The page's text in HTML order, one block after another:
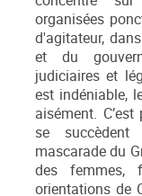
organisées
d'agitateur,
et du
judiciaires et
est indéniable,
aisément.
se
mascarade du
des femmes,
orientations de